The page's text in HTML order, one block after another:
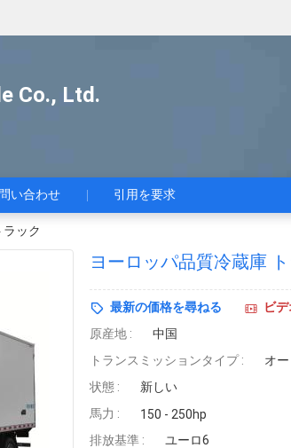
Co., Ltd.
い合わせ 引用を要求
ック
ヨーロッパ品質冷蔵庫
最新の価格を尋ねる
ビ
原産地 :
中国
トランスミッションタイプ :
オ
状態 :
新しい
馬力 :
150 - 250hp
排放基準 :
ユーロ6